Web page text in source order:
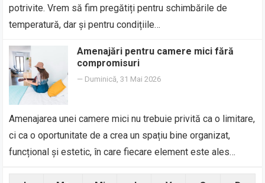
potrivite. Vrem să fim pregătiți pentru schimbările de
temperatură, dar și pentru condițiile…
Amenajări pentru camere mici fără
compromisuri
— Duminică, 31 Mai 2026
Amenajarea unei camere mici nu trebuie privită ca o limitare,
ci ca o oportunitate de a crea un spațiu bine organizat,
funcțional și estetic, în care fiecare element este ales…